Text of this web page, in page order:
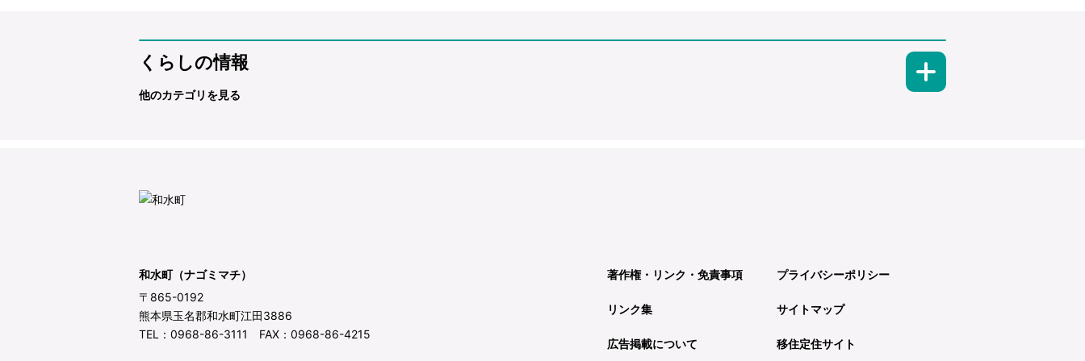
くらしの情報
他のカテゴリを見る
和水町（ナゴミマチ）
〒865-0192
熊本県玉名郡和水町江田3886
TEL：0968-86-3111 FAX：0968-86-4215
著作権・リンク・免責事項 プライバシーポリシー
リンク集 サイトマップ
広告掲載について 移住定住サイト